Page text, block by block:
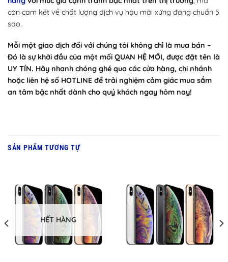
còn cam kết về chất lượng dịch vụ hậu mãi xứng đáng chuẩn 5
sao.
Mỗi một giao dịch đối với chúng tôi không chỉ là mua bán –
Đó là sự khởi đầu của một mối QUAN HỆ MỚI, được đặt tên là
UY TÍN. Hãy nhanh chóng ghé qua các cửa hàng, chi nhánh
hoặc liên hệ số HOTLINE để trải nghiệm cảm giác mua sắm
an tâm bậc nhất dành cho quý khách ngay hôm nay!
SẢN PHẨM TƯƠNG TỰ
HẾT HÀNG